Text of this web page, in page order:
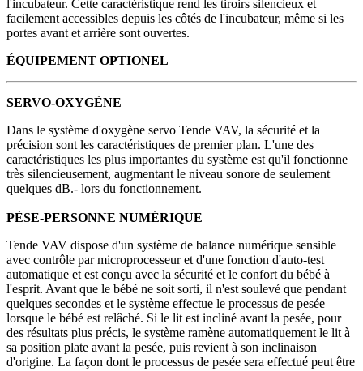
l'incubateur. Cette caractéristique rend les tiroirs silencieux et
facilement accessibles depuis les côtés de l'incubateur, même si les
portes avant et arrière sont ouvertes.
ÉQUIPEMENT OPTIONEL
SERVO-OXYGÈNE
Dans le système d'oxygène servo Tende VAV, la sécurité et la
précision sont les caractéristiques de premier plan. L'une des
caractéristiques les plus importantes du système est qu'il fonctionne
très silencieusement, augmentant le niveau sonore de seulement
quelques dB.- lors du fonctionnement.
PÈSE-PERSONNE NUMÉRIQUE
Tende VAV dispose d'un système de balance numérique sensible
avec contrôle par microprocesseur et d'une fonction d'auto-test
automatique et est conçu avec la sécurité et le confort du bébé à
l'esprit. Avant que le bébé ne soit sorti, il n'est soulevé que pendant
quelques secondes et le système effectue le processus de pesée
lorsque le bébé est relâché. Si le lit est incliné avant la pesée, pour
des résultats plus précis, le système ramène automatiquement le lit à
sa position plate avant la pesée, puis revient à son inclinaison
d'origine. La façon dont le processus de pesée sera effectué peut être